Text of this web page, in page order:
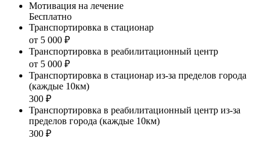
Мотивация на лечение
Бесплатно
Транспортировка в стационар
от 5 000 ₽
Транспортировка в реабилитационный центр
от 5 000 ₽
Транспортировка в стационар из-за пределов города
(каждые 10км)
300 ₽
Транспортировка в реабилитационный центр из-за
пределов города (каждые 10км)
300 ₽